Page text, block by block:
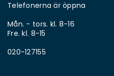
Telefonerna är öppna
Mån. - tors. kl. 8-16
Fre. kl. 8-15
020-127155